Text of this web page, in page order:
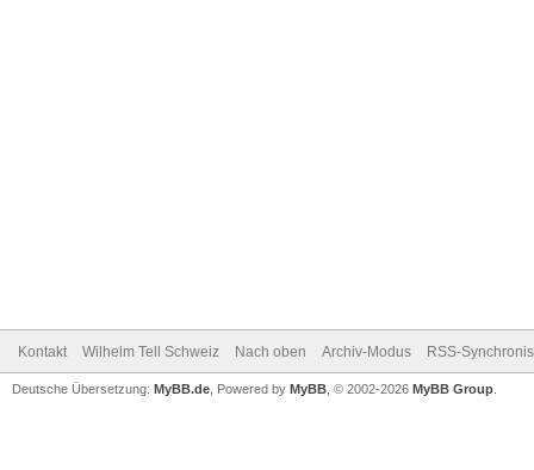
Kontakt Wilhelm Tell Schweiz Nach oben Archiv-Modus RSS-
Deutsche Übersetzung: MyBB.de , Powered by MyBB , © 2002-2026 MyBB Group